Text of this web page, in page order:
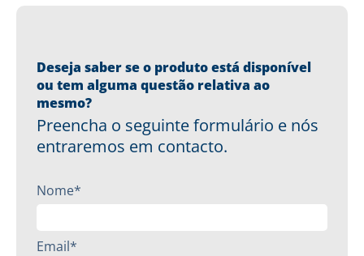
Deseja saber se o produto está disponível
ou tem alguma questão relativa ao
mesmo?
Preencha o seguinte formulário e nós
entraremos em contacto.
Nome*
Email*